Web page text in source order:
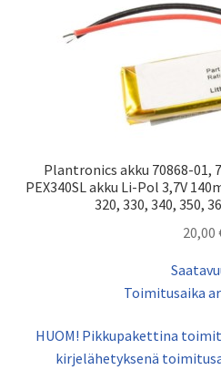
Plantronics akku 70868-01,
PEX340SL akku Li-Pol 3,7V
320, 330, 340, 350,
20,00
Toimitusaika
HUOM! Pikkupakettina
kirjelähetyksenä